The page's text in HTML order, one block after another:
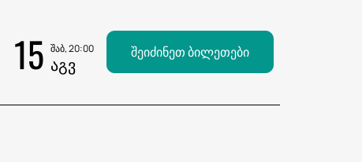
15 შაბ, 20:00
ᲐᲒᲕ შეიძინეთ ბილეთები